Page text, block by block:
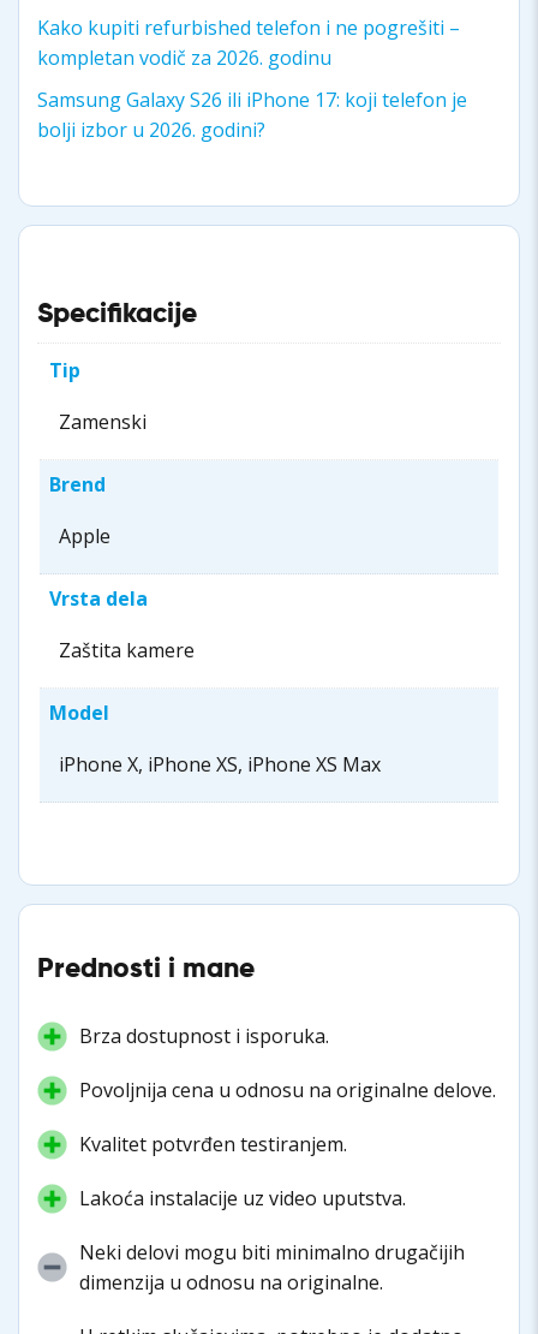
Kako kupiti refurbished telefon i ne pogrešiti –
kompletan vodič za 2026. godinu
Samsung Galaxy S26 ili iPhone 17: koji telefon je
bolji izbor u 2026. godini?
Specifikacije
Tip
Zamenski
Brend
Apple
Vrsta dela
Zaštita kamere
Model
iPhone X, iPhone XS, iPhone XS Max
Prednosti i mane
Brza dostupnost i isporuka.
Povoljnija cena u odnosu na originalne delove.
Kvalitet potvrđen testiranjem.
Lakoća instalacije uz video uputstva.
Neki delovi mogu biti minimalno drugačijih
dimenzija u odnosu na originalne.